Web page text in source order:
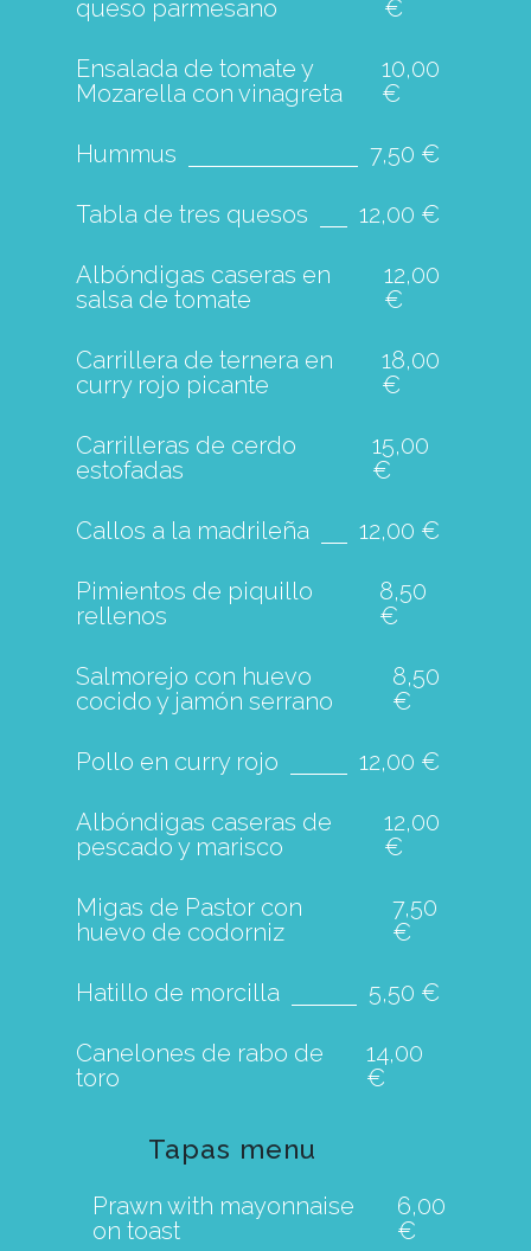
queso parmesano
€
Ensalada de tomate y
Mozarella con vinagreta
10,00
€
Hummus 7,50 €
Tabla de tres quesos 12,00 €
Albóndigas caseras en
salsa de tomate
12,00
€
Carrillera de ternera en
curry rojo picante
18,00
€
Carrilleras de cerdo
estofadas
15,00
€
Callos a la madrileña 12,00 €
Pimientos de piquillo
rellenos
8,50
€
Salmorejo con huevo
cocido y jamón serrano
8,50
€
Pollo en curry rojo 12,00 €
Albóndigas caseras de
pescado y marisco
12,00
€
Migas de Pastor con
huevo de codorniz
7,50
€
Hatillo de morcilla 5,50 €
Canelones de rabo de
toro
14,00
€
Tapas menu
Prawn with mayonnaise
on toast
6,00
€